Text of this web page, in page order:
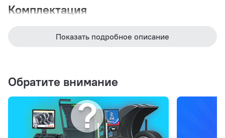
Комплектация
Комплект конусов;
Кронциркуль;
Инструкция на русском языке;
Показать подробное описание
Обратите внимание